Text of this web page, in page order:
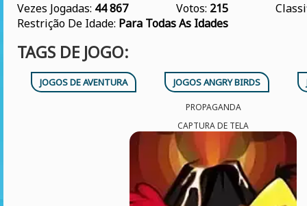
Vezes Jogadas: 44 867 Votos: 215
Restrição De Idade: Para Todas As Idades
TAGS DE JOGO:
JOGOS DE AVENTURA JOGOS ANGRY BIRDS
PROPAGANDA
CAPTURA DE TELA